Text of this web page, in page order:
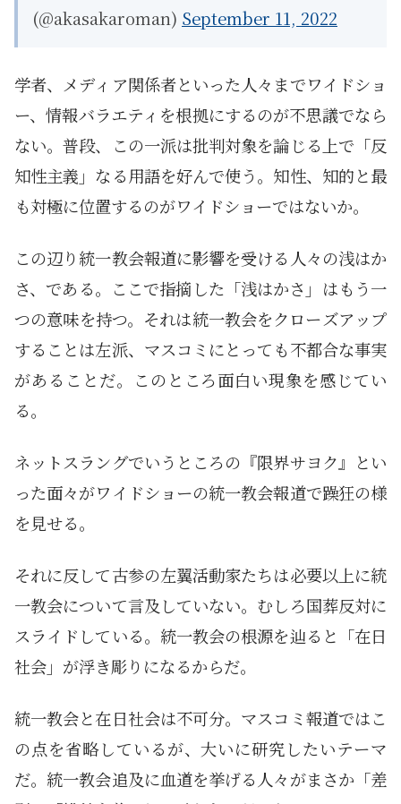
(@akasakaroman) September 11, 2022
学者、メディア関係者といった人々までワイドショ
ー、情報バラエティを根拠にするのが不思議でなら
ない。普段、この一派は批判対象を論じる上で「反
知性主義」なる用語を好んで使う。知性、知的と最
も対極に位置するのがワイドショーではないか。
この辺り統一教会報道に影響を受ける人々の浅はか
さ、である。ここで指摘した「浅はかさ」はもう一
つの意味を持つ。それは統一教会をクローズアップ
することは左派、マスコミにとっても不都合な事実
があることだ。このところ面白い現象を感じてい
る。
ネットスラングでいうところの『限界サヨク』とい
った面々がワイドショーの統一教会報道で躁狂の様
を見せる。
それに反して古参の左翼活動家たちは必要以上に統
一教会について言及していない。むしろ国葬反対に
スライドしている。統一教会の根源を辿ると「在日
社会」が浮き彫りになるからだ。
統一教会と在日社会は不可分。マスコミ報道ではこ
の点を省略しているが、大いに研究したいテーマ
だ。統一教会追及に血道を挙げる人々がまさか「差